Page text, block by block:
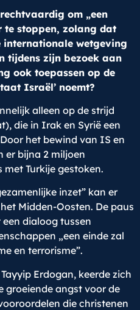
om „een
te stoppen, zolang dat
internationale wetgeving
tijdens zijn bezoek aan
ook toepassen op de
Israël’ noemt?
alleen op de strijd
die in Irak en Syrië een
het bewind van IS en
er bijna 2 miljoen
Turkije gestoken.
inzet” kan er
Midden-Oosten. De paus
dialoog tussen
„een einde zal
en terrorisme”.
Erdogan, keerde zich
groeiende angst voor de
die christenen